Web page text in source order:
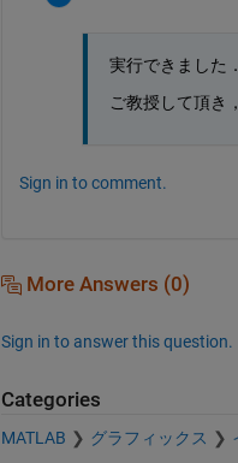
実行できました．
ご教授して頂き
Sign in to comment.
More Answers (0)
Sign in to answer this question.
Categories
MATLAB グラフィックス